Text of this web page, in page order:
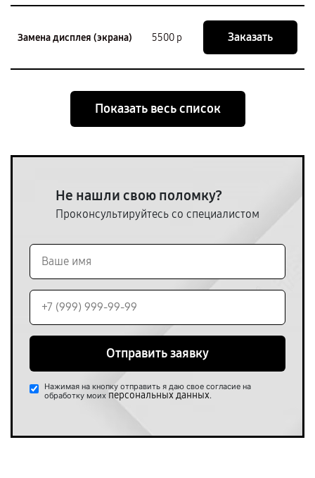
Замена дисплея (экрана) 5500 р Заказать
Показать весь список
Не нашли свою поломку?
Проконсультируйтесь со специалистом
Отправить заявку
Нажимая на кнопку отправить я даю свое согласие на
обработку моих персональных данных.